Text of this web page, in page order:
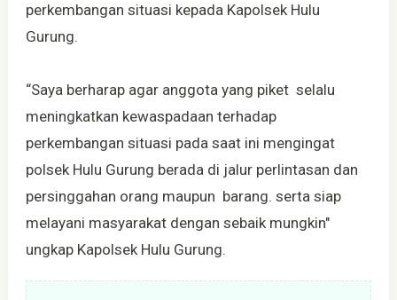
perkembangan situasi kepada Kapolsek Hulu
Gurung.
“Saya berharap agar anggota yang piket selalu
meningkatkan kewaspadaan terhadap
perkembangan situasi pada saat ini mengingat
polsek Hulu Gurung berada di jalur perlintasan dan
persinggahan orang maupun barang. serta siap
melayani masyarakat dengan sebaik mungkin"
ungkap Kapolsek Hulu Gurung.